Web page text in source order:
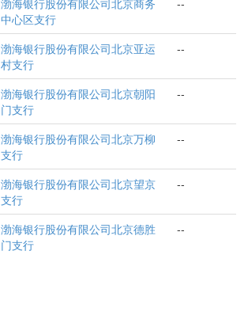
渤海银行股份有限公司北京商务
中心区支行
--
渤海银行股份有限公司北京亚运
村支行
--
渤海银行股份有限公司北京朝阳
门支行
--
渤海银行股份有限公司北京万柳
支行
--
渤海银行股份有限公司北京望京
支行
--
渤海银行股份有限公司北京德胜
门支行
--